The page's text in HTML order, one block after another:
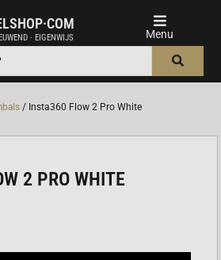
· EIGENWIJS
/ Insta360 Flow 2 Pro White
2 PRO WHITE